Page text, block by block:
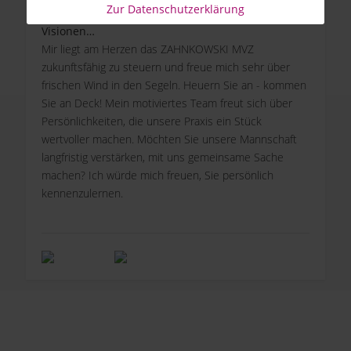
Visionen…
Mir liegt am Herzen das ZAHNKOWSKI MVZ
zukunftsfähig zu steuern und freue mich sehr über
frischen Wind in den Segeln. Heuern Sie an - kommen
Sie an Deck! Mein motiviertes Team freut sich über
Persönlichkeiten, die unsere Praxis ein Stück
wertvoller machen. Möchten Sie unsere Mannschaft
langfristig verstärken, mit uns gemeinsame Sache
machen? Ich würde mich freuen, Sie persönlich
kennenzulernen.
Zur Datenschutzerklärung